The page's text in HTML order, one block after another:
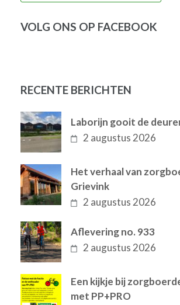
VOLG ONS OP FACEBOOK
RECENTE BERICHTEN
Laborijn gooit de
2 augustus 2026
Het verhaal van
Grievink
2 augustus 2026
Aflevering no. 933
2 augustus 2026
Een kijkje bij
met PP+PRO